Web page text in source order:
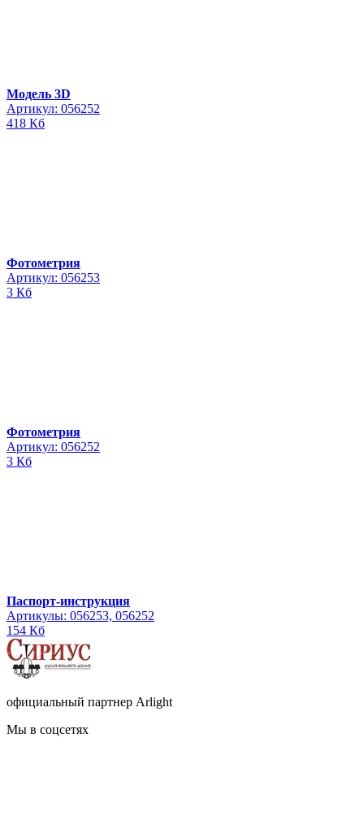
Модель 3D
Артикул: 056252
418 Кб
Фотометрия
Артикул: 056253
3 Кб
Фотометрия
Артикул: 056252
3 Кб
Паспорт-инструкция
Артикулы: 056253, 056252
154 Кб
официальный партнер Arlight
Мы в соцсетях